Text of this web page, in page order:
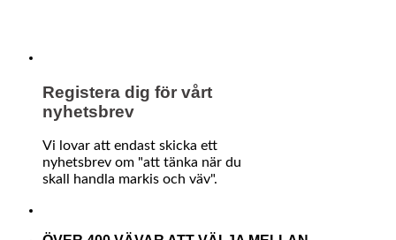
Registera dig för vårt
nyhetsbrev
Vi lovar att endast skicka ett
nyhetsbrev om "att tänka när du
skall handla markis och väv".